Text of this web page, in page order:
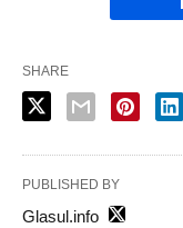
SHARE
PUBLISHED BY
Glasul.info